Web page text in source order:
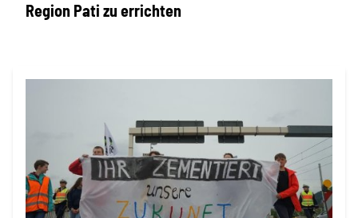
Region Pati zu errichten